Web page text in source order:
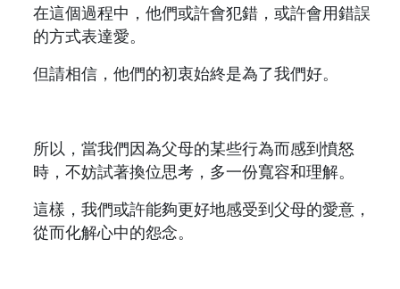
在這個過程中，他們或許會犯錯，或許會用錯誤
的方式表達愛。
但請相信，他們的初衷始終是為了我們好。
所以，當我們因為父母的某些行為而感到憤怒
時，不妨試著換位思考，多一份寬容和理解。
這樣，我們或許能夠更好地感受到父母的愛意，
從而化解心中的怨念。